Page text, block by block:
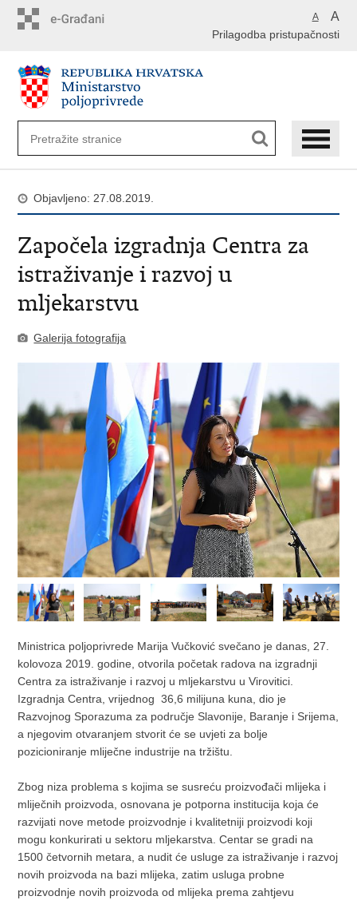
A A
Prilagodba pristupačnosti
Objavljeno: 27.08.2019.
Započela izgradnja Centra za
istraživanje i razvoj u
mljekarstvu
Galerija fotografija
Ministrica poljoprivrede Marija Vučković svečano je danas, 27.
kolovoza 2019. godine, otvorila početak radova na izgradnji
Centra za istraživanje i razvoj u mljekarstvu u Virovitici.
Izgradnja Centra, vrijednog 36,6 milijuna kuna, dio je
Razvojnog Sporazuma za područje Slavonije, Baranje i Srijema,
a njegovim otvaranjem stvorit će se uvjeti za bolje
pozicioniranje mliječne industrije na tržištu.
Zbog niza problema s kojima se susreću proizvođači mlijeka i
mliječnih proizvoda, osnovana je potporna institucija koja će
razvijati nove metode proizvodnje i kvalitetniji proizvodi koji
mogu konkurirati u sektoru mljekarstva. Centar se gradi na
1500 četvornih metara, a nudit će usluge za istraživanje i razvoj
novih proizvoda na bazi mlijeka, zatim usluga probne
proizvodnje novih proizvoda od mlijeka prema zahtjevu